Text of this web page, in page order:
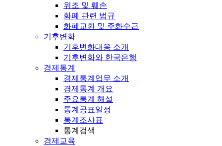
위조 및 훼손
화폐 관련 법규
화폐교환 및 주화수급
기후변화
기후변화대응 소개
기후변화와 한국은행
경제통계
경제통계업무 소개
경제통계 개요
주요통계 해설
통계공표일정
통계조사표
통계검색
경제교육